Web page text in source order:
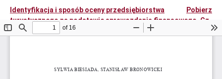
Identyfikacja i sposób oceny przedsiębiorstwa
turystycznego na podstawie sprawozdania finansowego. Cz.
2, Identyfikacja i analiza wstępna rachunku zysków i strat
Pobierz